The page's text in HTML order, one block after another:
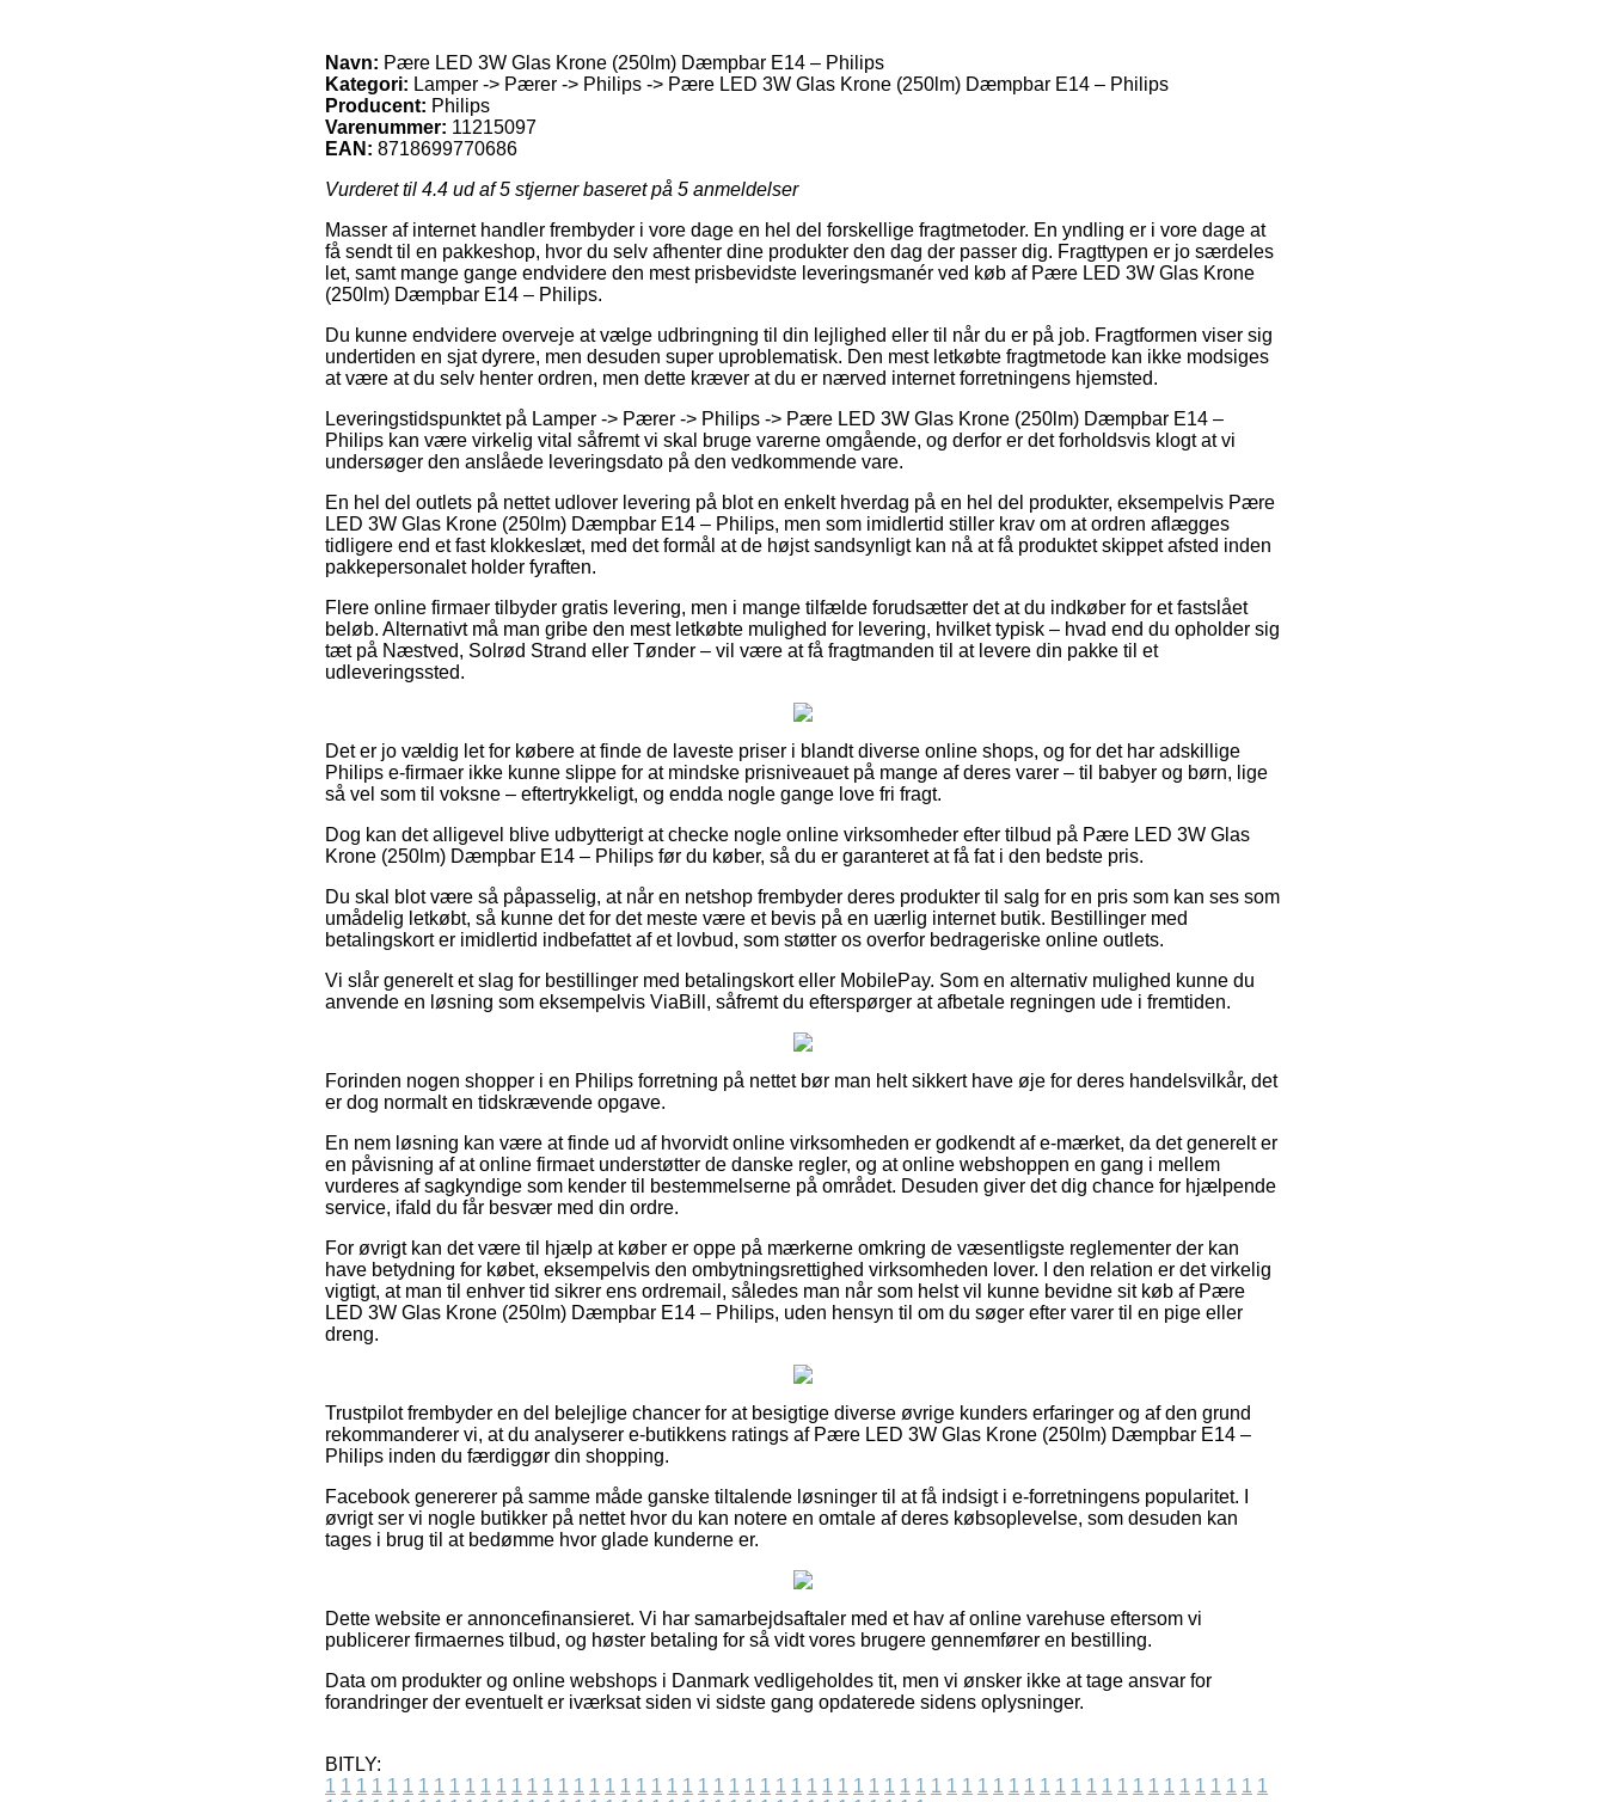
Navn: Pære LED 3W Glas Krone (250lm) Dæmpbar E14 – Philips
Kategori: Lamper -> Pærer -> Philips -> Pære LED 3W Glas Krone (250lm) Dæmpbar E14 – Philips
Producent: Philips
Varenummer: 11215097
EAN: 8718699770686
Vurderet til 4.4 ud af 5 stjerner baseret på 5 anmeldelser
Masser af internet handler frembyder i vore dage en hel del forskellige fragtmetoder. En yndling er i vore dage at
få sendt til en pakkeshop, hvor du selv afhenter dine produkter den dag der passer dig. Fragttypen er jo særdeles
let, samt mange gange endvidere den mest prisbevidste leveringsmanér ved køb af Pære LED 3W Glas Krone
(250lm) Dæmpbar E14 – Philips.
Du kunne endvidere overveje at vælge udbringning til din lejlighed eller til når du er på job. Fragtformen viser sig
undertiden en sjat dyrere, men desuden super uproblematisk. Den mest letkøbte fragtmetode kan ikke modsiges
at være at du selv henter ordren, men dette kræver at du er nærved internet forretningens hjemsted.
Leveringstidspunktet på Lamper -> Pærer -> Philips -> Pære LED 3W Glas Krone (250lm) Dæmpbar E14 –
Philips kan være virkelig vital såfremt vi skal bruge varerne omgående, og derfor er det forholdsvis klogt at vi
undersøger den anslåede leveringsdato på den vedkommende vare.
En hel del outlets på nettet udlover levering på blot en enkelt hverdag på en hel del produkter, eksempelvis Pære
LED 3W Glas Krone (250lm) Dæmpbar E14 – Philips, men som imidlertid stiller krav om at ordren aflægges
tidligere end et fast klokkeslæt, med det formål at de højst sandsynligt kan nå at få produktet skippet afsted inden
pakkepersonalet holder fyraften.
Flere online firmaer tilbyder gratis levering, men i mange tilfælde forudsætter det at du indkøber for et fastslået
beløb. Alternativt må man gribe den mest letkøbte mulighed for levering, hvilket typisk – hvad end du opholder sig
tæt på Næstved, Solrød Strand eller Tønder – vil være at få fragtmanden til at levere din pakke til et
udleveringssted.
Det er jo vældig let for købere at finde de laveste priser i blandt diverse online shops, og for det har adskillige
Philips e-firmaer ikke kunne slippe for at mindske prisniveauet på mange af deres varer – til babyer og børn, lige
så vel som til voksne – eftertrykkeligt, og endda nogle gange love fri fragt.
Dog kan det alligevel blive udbytterigt at checke nogle online virksomheder efter tilbud på Pære LED 3W Glas
Krone (250lm) Dæmpbar E14 – Philips før du køber, så du er garanteret at få fat i den bedste pris.
Du skal blot være så påpasselig, at når en netshop frembyder deres produkter til salg for en pris som kan ses som
umådelig letkøbt, så kunne det for det meste være et bevis på en uærlig internet butik. Bestillinger med
betalingskort er imidlertid indbefattet af et lovbud, som støtter os overfor bedrageriske online outlets.
Vi slår generelt et slag for bestillinger med betalingskort eller MobilePay. Som en alternativ mulighed kunne du
anvende en løsning som eksempelvis ViaBill, såfremt du efterspørger at afbetale regningen ude i fremtiden.
Forinden nogen shopper i en Philips forretning på nettet bør man helt sikkert have øje for deres handelsvilkår, det
er dog normalt en tidskrævende opgave.
En nem løsning kan være at finde ud af hvorvidt online virksomheden er godkendt af e-mærket, da det generelt er
en påvisning af at online firmaet understøtter de danske regler, og at online webshoppen en gang i mellem
vurderes af sagkyndige som kender til bestemmelserne på området. Desuden giver det dig chance for hjælpende
service, ifald du får besvær med din ordre.
For øvrigt kan det være til hjælp at køber er oppe på mærkerne omkring de væsentligste reglementer der kan
have betydning for købet, eksempelvis den ombytningsrettighed virksomheden lover. I den relation er det virkelig
vigtigt, at man til enhver tid sikrer ens ordremail, således man når som helst vil kunne bevidne sit køb af Pære
LED 3W Glas Krone (250lm) Dæmpbar E14 – Philips, uden hensyn til om du søger efter varer til en pige eller
dreng.
Trustpilot frembyder en del belejlige chancer for at besigtige diverse øvrige kunders erfaringer og af den grund
rekommanderer vi, at du analyserer e-butikkens ratings af Pære LED 3W Glas Krone (250lm) Dæmpbar E14 –
Philips inden du færdiggør din shopping.
Facebook genererer på samme måde ganske tiltalende løsninger til at få indsigt i e-forretningens popularitet. I
øvrigt ser vi nogle butikker på nettet hvor du kan notere en omtale af deres købsoplevelse, som desuden kan
tages i brug til at bedømme hvor glade kunderne er.
Dette website er annoncefinansieret. Vi har samarbejdsaftaler med et hav af online varehuse eftersom vi
publicerer firmaernes tilbud, og høster betaling for så vidt vores brugere gennemfører en bestilling.
Data om produkter og online webshops i Danmark vedligeholdes tit, men vi ønsker ikke at tage ansvar for
forandringer der eventuelt er iværksat siden vi sidste gang opdaterede sidens oplysninger.
BITLY:
1 1 1 1 1 1 1 1 1 1 1 1 1 1 1 1 1 1 1 1 1 1 1 1 1 1 1 1 1 1 1 1 1 1 1 1 1 1 1 1 1 1 1 1 1 1 1 1 1 1 1 1 1 1 1 1 1 1 1 1 1